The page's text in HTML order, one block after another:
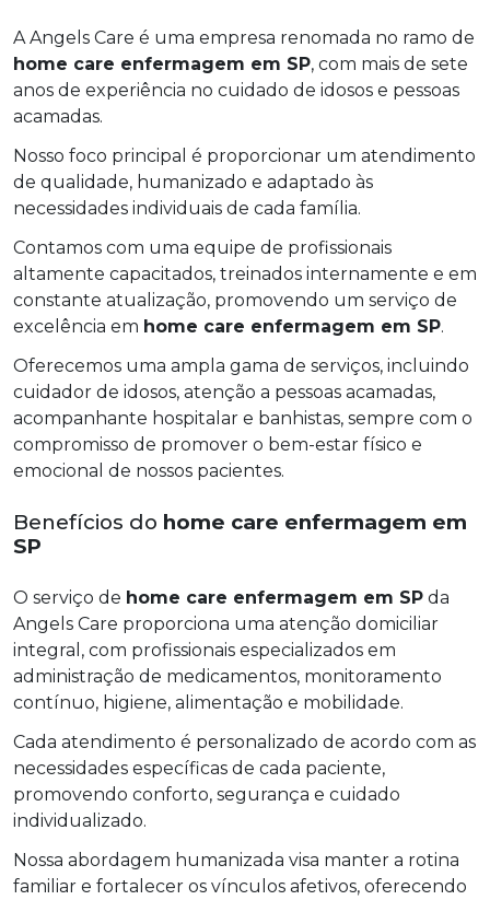
A Angels Care é uma empresa renomada no ramo de
home care enfermagem em SP, com mais de sete
anos de experiência no cuidado de idosos e pessoas
acamadas.
Nosso foco principal é proporcionar um atendimento
de qualidade, humanizado e adaptado às
necessidades individuais de cada família.
Contamos com uma equipe de profissionais
altamente capacitados, treinados internamente e em
constante atualização, promovendo um serviço de
excelência em home care enfermagem em SP.
Oferecemos uma ampla gama de serviços, incluindo
cuidador de idosos, atenção a pessoas acamadas,
acompanhante hospitalar e banhistas, sempre com o
compromisso de promover o bem-estar físico e
emocional de nossos pacientes.
Benefícios do home care enfermagem em
SP
O serviço de home care enfermagem em SP da
Angels Care proporciona uma atenção domiciliar
integral, com profissionais especializados em
administração de medicamentos, monitoramento
contínuo, higiene, alimentação e mobilidade.
Cada atendimento é personalizado de acordo com as
necessidades específicas de cada paciente,
promovendo conforto, segurança e cuidado
individualizado.
Nossa abordagem humanizada visa manter a rotina
familiar e fortalecer os vínculos afetivos, oferecendo